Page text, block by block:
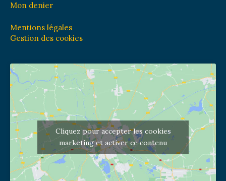
Mon denier
Mentions légales
Gestion des cookies
Cliquez pour accepter les cookies
marketing et activer ce contenu